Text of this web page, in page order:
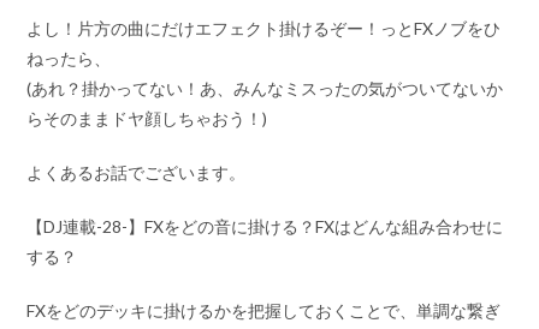
よし！片方の曲にだけエフェクト掛けるぞー！っとFXノブをひ
ねったら、
(あれ？掛かってない！あ、みんなミスったの気がついてないか
らそのままドヤ顔しちゃおう！)
よくあるお話でございます。
【DJ連載-28-】FXをどの音に掛ける？FXはどんな組み合わせに
する？
FXをどのデッキに掛けるかを把握しておくことで、単調な繋ぎ